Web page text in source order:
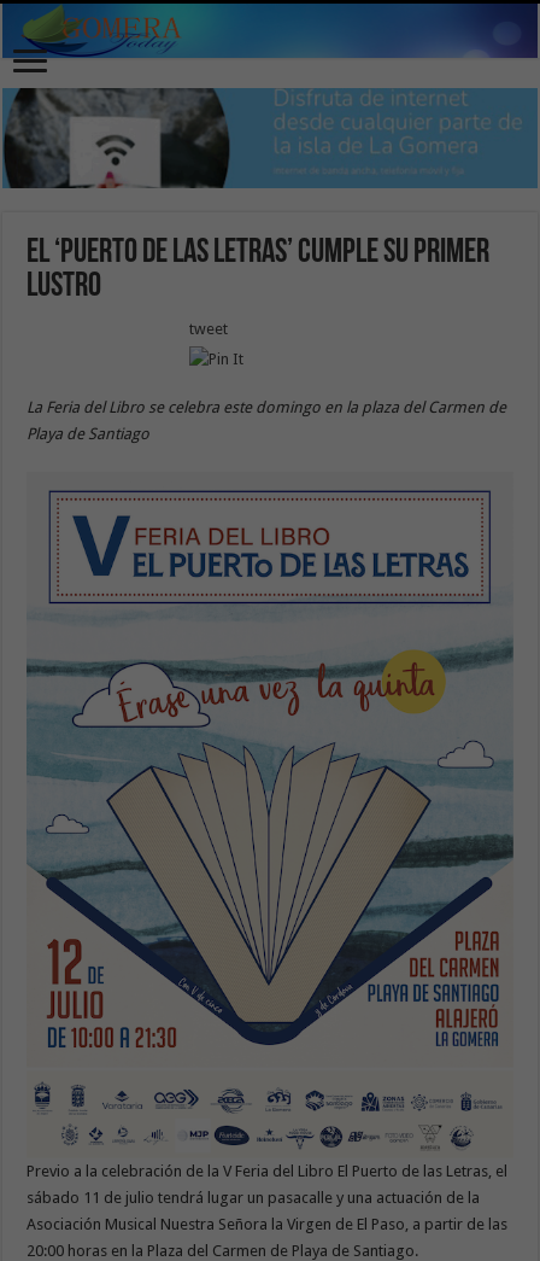
El ‘Puerto de las Letras’ cumple su primer
lustro
tweet
La Feria del Libro se celebra este domingo en la plaza del Carmen de
Playa de Santiago
Previo a la celebración de la V Feria del Libro El Puerto de las Letras, el
sábado 11 de julio tendrá lugar un pasacalle y una actuación de la
Asociación Musical Nuestra Señora la Virgen de El Paso, a partir de las
20:00 horas en la Plaza del Carmen de Playa de Santiago.